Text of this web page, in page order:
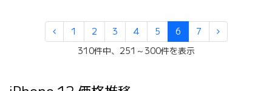
1 2 3 4 5 6
7
310件中、251～300件を表示